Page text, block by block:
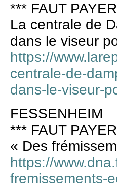
*** FAUT
La centrale de
dans le viseur
https://
centrale-de-
dans-le-viseur-
FESSENHEIM
*** FAUT
« Des
https://
fremissements-